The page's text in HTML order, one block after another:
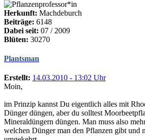
Herkunft: Machdeburch
Beiträge: 6148
Dabei seit: 07 / 2009
Blüten: 30270
Plantsman
Erstellt: 14.03.2010 - 13:02 Uhr
Moin,
im Prinzip kannst Du eigentlich alles mit
Dünger düngen, aber du solltest
Mineraldüngern düngen. Man muss also
welchen Dünger man den Pflanzen gibt und